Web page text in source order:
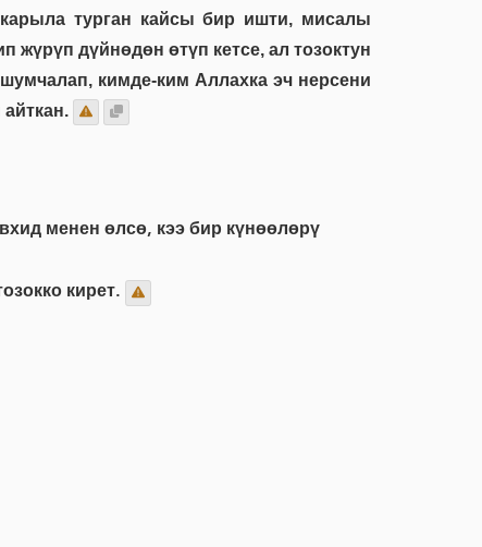
турган кайсы бир ишти, мисалы
дүйнөдөн өтүп кетсе, ал тозоктун
кимде-ким Аллахка эч нерсени
менен өлсө, кээ бир күнөөлөрү
кирет.